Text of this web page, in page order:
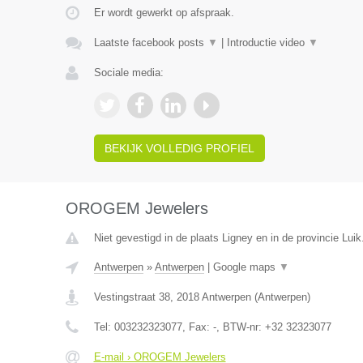
Er wordt gewerkt op afspraak.
Laatste facebook posts ▼ Introductie video ▼
Sociale media:
BEKIJK VOLLEDIG PROFIEL
OROGEM Jewelers
Niet gevestigd in de plaats Ligney en in de provincie
Antwerpen» Antwerpen| Google maps ▼
Vestingstraat 38, 2018 Antwerpen(Antwerpen)
Tel: 003232323077, Fax: -, BTW-nr: +32 32323077
E-mail › OROGEM Jewelers